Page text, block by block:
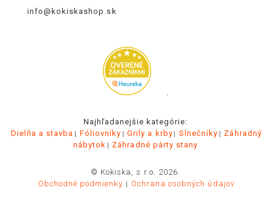
info@kokiskashop.sk
.
Najhľadanejšie kategórie:
Dielňa a stavba
Fóliovníky Grily a krby Slnečníky
Záhradný
nábytok
Záhradné párty stany
© Kokiska, s.r.o. 2026.
Obchodné podmienky
Ochrana osobných údajov